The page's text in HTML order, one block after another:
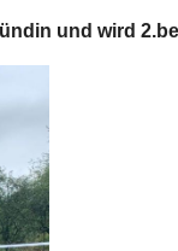
und wird